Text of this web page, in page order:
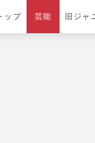
ップ 芸能 旧ジャ